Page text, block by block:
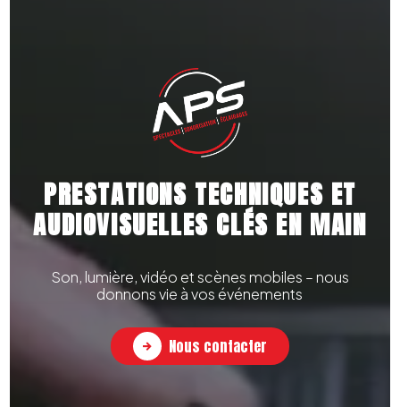
PRESTATIONS TECHNIQUES ET
AUDIOVISUELLES CLÉS EN MAIN
Son, lumière, vidéo et scènes mobiles – nous
donnons vie à vos événements
Nous contacter